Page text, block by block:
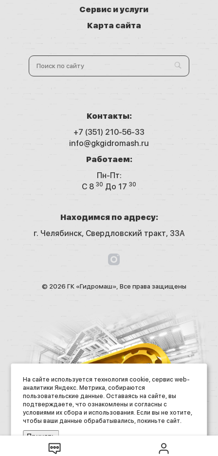
Сервис и услуги
Карта сайта
Контакты:
+7 (351) 210-56-33
info@gkgidromash.ru
Работаем:
Пн-Пт:
C 8 30 До 17 30
Находимся по адресу:
г. Челябинск, Свердловский тракт, 33А
© 2026 ГК «Гидромаш», Все права защищены
На сайте используется технология cookie, сервис web-
аналитики Яндекс. Метрика, собираются
пользовательские данные. Оставаясь на сайте, вы
подтверждаете, что ознакомлены и согласны с
условиями их сбора и использования. Если вы не хотите,
чтобы ваши данные обрабатывались, покиньте сайт.
Принять